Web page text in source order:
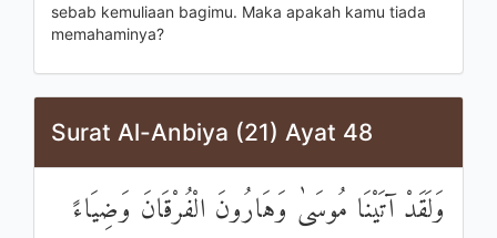
sebab kemuliaan bagimu. Maka apakah kamu tiada
memahaminya?
Surat Al-Anbiya (21) Ayat 48
وَلَقَدْ آتَيْنَا مُوسَىٰ وَهَارُونَ الْفُرْقَانَ وَضِيَاءً